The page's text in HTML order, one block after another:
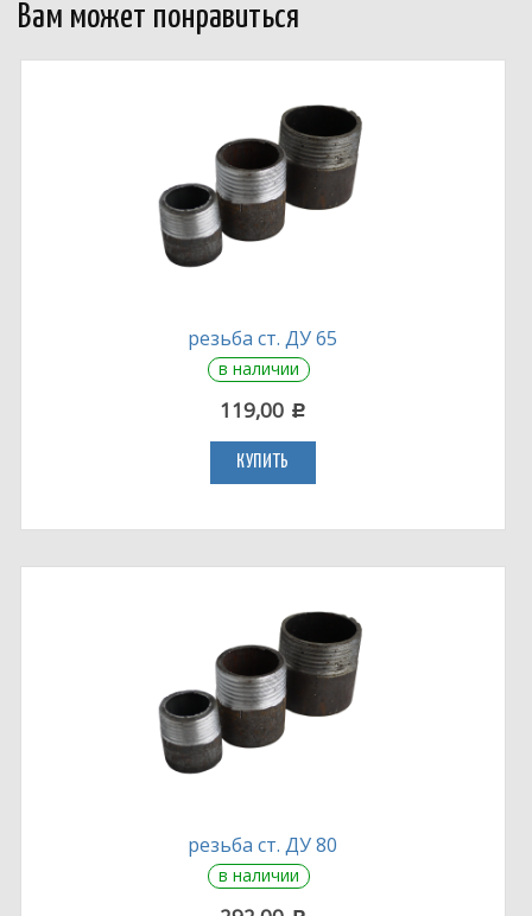
Вам может понравиться
резьба ст. ДУ 65
в наличии
119,00 c
КУПИТЬ
резьба ст. ДУ 80
в наличии